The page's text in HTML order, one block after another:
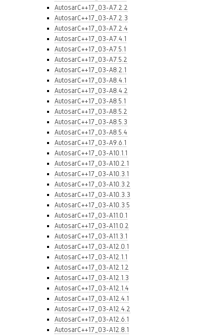
AutosarC++17_03-A7.2.2
AutosarC++17_03-A7.2.3
AutosarC++17_03-A7.2.4
AutosarC++17_03-A7.4.1
AutosarC++17_03-A7.5.1
AutosarC++17_03-A7.5.2
AutosarC++17_03-A8.2.1
AutosarC++17_03-A8.4.1
AutosarC++17_03-A8.4.2
AutosarC++17_03-A8.5.1
AutosarC++17_03-A8.5.2
AutosarC++17_03-A8.5.3
AutosarC++17_03-A8.5.4
AutosarC++17_03-A9.6.1
AutosarC++17_03-A10.1.1
AutosarC++17_03-A10.2.1
AutosarC++17_03-A10.3.1
AutosarC++17_03-A10.3.2
AutosarC++17_03-A10.3.3
AutosarC++17_03-A10.3.5
AutosarC++17_03-A11.0.1
AutosarC++17_03-A11.0.2
AutosarC++17_03-A11.3.1
AutosarC++17_03-A12.0.1
AutosarC++17_03-A12.1.1
AutosarC++17_03-A12.1.2
AutosarC++17_03-A12.1.3
AutosarC++17_03-A12.1.4
AutosarC++17_03-A12.4.1
AutosarC++17_03-A12.4.2
AutosarC++17_03-A12.6.1
AutosarC++17_03-A12.8.1